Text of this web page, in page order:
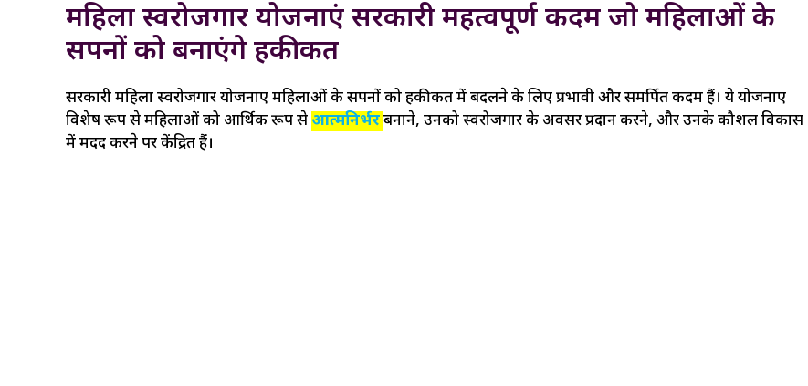
महिला स्वरोजगार योजनाएं सरकारी महत्वपूर्ण कदम जो महिलाओं के
सपनों को बनाएंगे हकीकत
सरकारी महिला स्वरोजगार योजनाएं महिलाओं के सपनों को हकीकत में बदलने के लिए प्रभावी और समर्पित कदम हैं। ये योजनाएं
विशेष रूप से महिलाओं को आर्थिक रूप सेआत्मनिर्भरबनाने, उनको स्वरोजगार के अवसर प्रदान करने, और उनके कौशल विकास
में मदद करने पर केंद्रित हैं।